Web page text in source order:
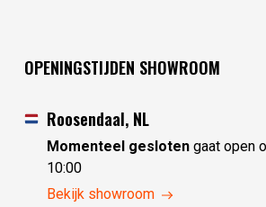
OPENINGSTIJDEN SHOWROOM
Roosendaal, NL
Momenteel geslotengaat open
10:00
donderdag
Bekijk showroom